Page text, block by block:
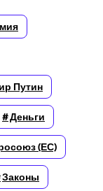
Путин
Деньги
(ЕС)
Законы